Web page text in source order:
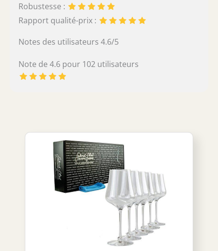
Robustesse :
Rapport qualité-prix :
Notes des utilisateurs 4.6/5
Note de 4.6 pour 102 utilisateurs